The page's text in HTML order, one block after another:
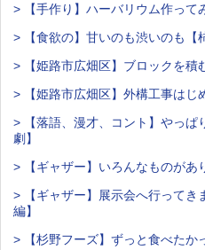
> 【手作り】ハーバリウム作って
> 【食欲の】甘いのも渋いのも【
> 【姫路市広畑区】ブロックを積
> 【姫路市広畑区】外構工事はじ
> 【落語、漫才、コント】やっぱ
劇】
> 【ギャザー】いろんなものがあ
> 【ギャザー】展示会へ行ってき
編】
> 【杉野フーズ】ずっと食べたか